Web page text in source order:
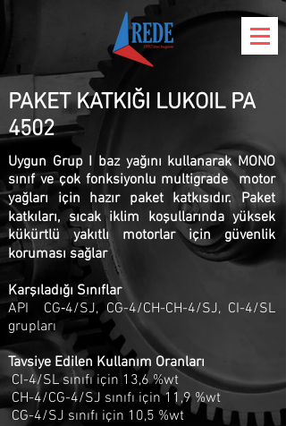
PAKET KATKIĞI LUKOIL PA
4502
Uygun Grup I baz yağını kullanarak MONO
sınıf ve çok fonksiyonlu multigrade motor
yağları için hazır paket katkısıdır. Paket
katkıları, sıcak iklim koşullarında yüksek
kükürtlü yakıtlı motorlar için güvenlik
koruması sağlar
Karşıladığı Sınıflar
API CG‐4/SJ, CG-4/CH-CH-4/SJ, CI-4/SL
grupları
Tavsiye Edilen Kullanım Oranları
CI-4/SL sınıfı için 13,6 %wt
CH-4/CG-4/SJ sınıfı için 11,9 %wt
CG-4/SJ sınıfı için 10,5 %wt